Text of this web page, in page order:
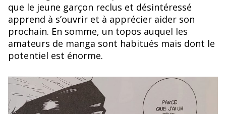
que le jeune garçon reclus et désintéressé
apprend à s’ouvrir et à apprécier aider son
prochain. En somme, un topos auquel les
amateurs de manga sont habitués mais dont le
potentiel est énorme.